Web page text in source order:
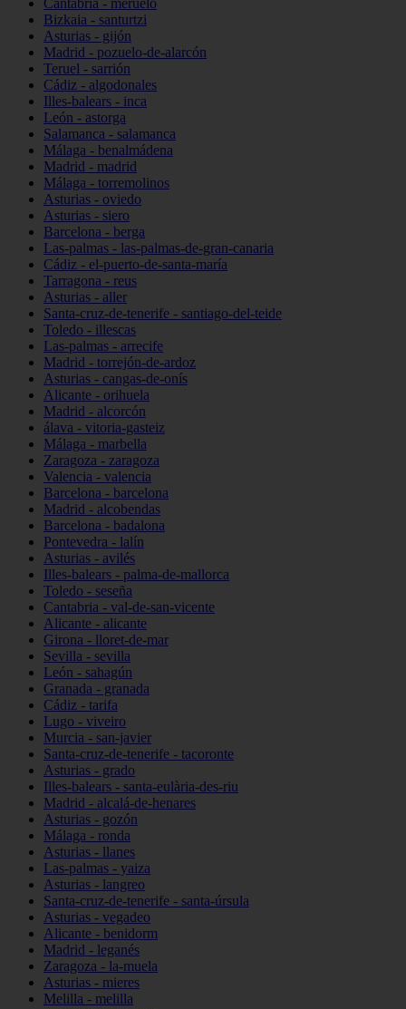
Cantabria - meruelo
Bizkaia - santurtzi
Asturias - gijón
Madrid - pozuelo-de-alarcón
Teruel - sarrión
Cádiz - algodonales
Illes-balears - inca
León - astorga
Salamanca - salamanca
Málaga - benalmádena
Madrid - madrid
Málaga - torremolinos
Asturias - oviedo
Asturias - siero
Barcelona - berga
Las-palmas - las-palmas-de-gran-canaria
Cádiz - el-puerto-de-santa-maría
Tarragona - reus
Asturias - aller
Santa-cruz-de-tenerife - santiago-del-teide
Toledo - illescas
Las-palmas - arrecife
Madrid - torrejón-de-ardoz
Asturias - cangas-de-onís
Alicante - orihuela
Madrid - alcorcón
álava - vitoria-gasteiz
Málaga - marbella
Zaragoza - zaragoza
Valencia - valencia
Barcelona - barcelona
Madrid - alcobendas
Barcelona - badalona
Pontevedra - lalín
Asturias - avilés
Illes-balears - palma-de-mallorca
Toledo - seseña
Cantabria - val-de-san-vicente
Alicante - alicante
Girona - lloret-de-mar
Sevilla - sevilla
León - sahagún
Granada - granada
Cádiz - tarifa
Lugo - viveiro
Murcia - san-javier
Santa-cruz-de-tenerife - tacoronte
Asturias - grado
Illes-balears - santa-eulària-des-riu
Madrid - alcalá-de-henares
Asturias - gozón
Málaga - ronda
Asturias - llanes
Las-palmas - yaiza
Asturias - langreo
Santa-cruz-de-tenerife - santa-úrsula
Asturias - vegadeo
Alicante - benidorm
Madrid - leganés
Zaragoza - la-muela
Asturias - mieres
Melilla - melilla